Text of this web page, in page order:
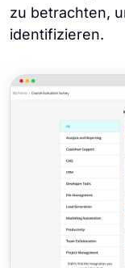
zu betrachten,
identifizieren.